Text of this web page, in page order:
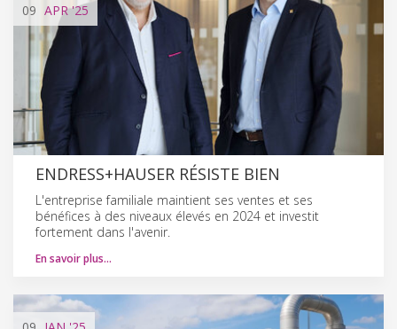
09 APR'25
ENDRESS+HAUSER RÉSISTE BIEN
L'entreprise familiale maintient ses ventes et ses
bénéfices à des niveaux élevés en 2024 et investit
fortement dans l'avenir.
En savoir plus…